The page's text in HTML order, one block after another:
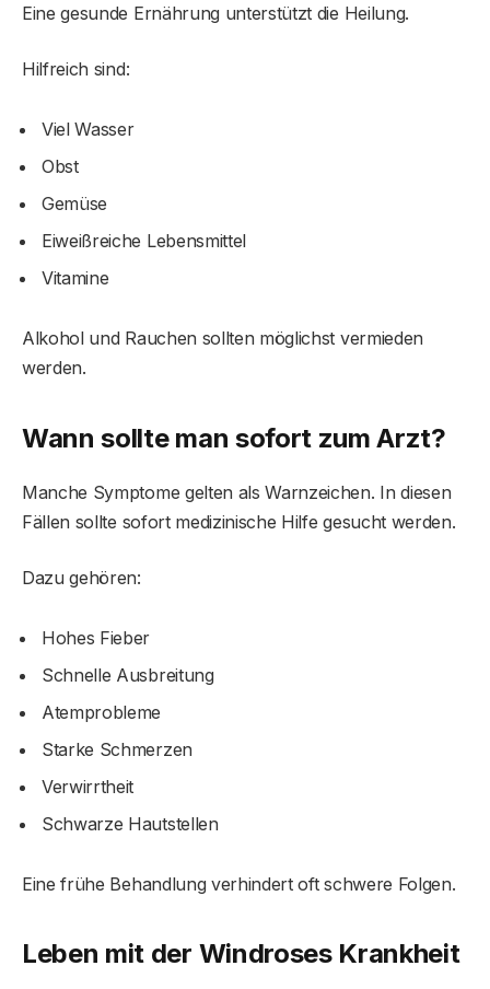
Eine gesunde Ernährung unterstützt die Heilung.
Hilfreich sind:
Viel Wasser
Obst
Gemüse
Eiweißreiche Lebensmittel
Vitamine
Alkohol und Rauchen sollten möglichst vermieden
werden.
Wann sollte man sofort zum Arzt?
Manche Symptome gelten als Warnzeichen. In diesen
Fällen sollte sofort medizinische Hilfe gesucht werden.
Dazu gehören:
Hohes Fieber
Schnelle Ausbreitung
Atemprobleme
Starke Schmerzen
Verwirrtheit
Schwarze Hautstellen
Eine frühe Behandlung verhindert oft schwere Folgen.
Leben mit der WindrosesKrankheit